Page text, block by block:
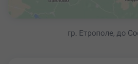
гр. Етрополе, до